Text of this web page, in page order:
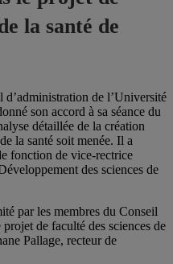
la santé de
d’administration de l’Université
son accord à sa séance du
détaillée de la création
la santé soit menée. Il a
fonction de vice-rectrice
des sciences de
par les membres du Conseil
de faculté des sciences de
Pallage, recteur de